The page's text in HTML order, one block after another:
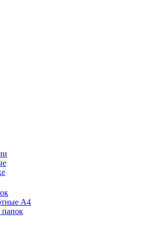
А4
папок